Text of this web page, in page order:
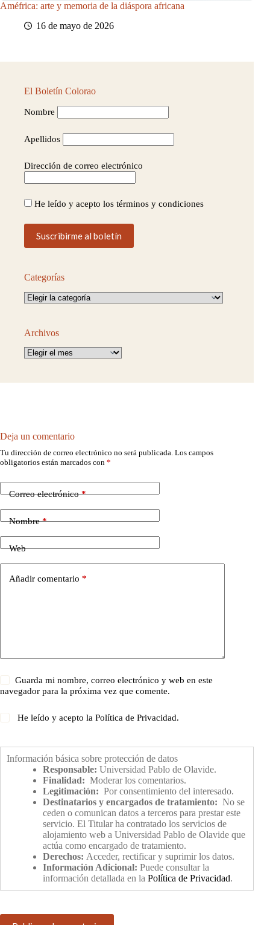
Améfrica: arte y memoria de la diáspora africana
16 de mayo de 2026
El Boletín Colorao
Nombre
Apellidos
Dirección de correo electrónico
He leído y acepto los términos y condiciones
Categorías
Categorías
Archivos
Archivos
Deja un comentario
Tu dirección de correo electrónico no será publicada. Los campos
obligatorios están marcados con *
Correo electrónico*
Nombre*
Web
Añadir comentario *
Guarda mi nombre, correo electrónico y web en este
navegador para la próxima vez que comente.
He leído y acepto laPolítica de Privacidad.
Información básica sobre protección de datos
Responsable: Universidad Pablo de Olavide.
Finalidad: Moderar los comentarios.
Legitimación: Por consentimiento del interesado.
Destinatarios y encargados de tratamiento: No se
ceden o comunican datos a terceros para prestar este
servicio. El Titular ha contratado los servicios de
alojamiento web a Universidad Pablo de Olavide que
actúa como encargado de tratamiento.
Derechos: Acceder, rectificar y suprimir los datos.
Información Adicional: Puede consultar la
información detallada en la Política de Privacidad.